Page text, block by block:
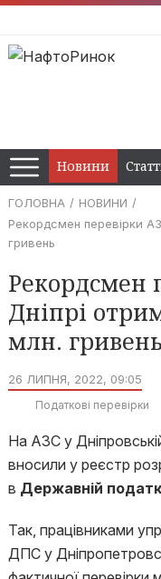
Новини
ГОЛОВНА
НОВИНИ
Рекордсмен перевірки
гривень
Рекордсмен
Дніпрі
млн. гривень
26 ЛИПНЯ, 2022, 09:05
Податкові перевірки
На АЗС у
вносили у реєстр
в Державній
Так, працівниками
ДПС у